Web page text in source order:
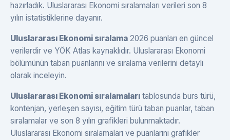
hazırladık. Uluslararası Ekonomi sıralamaları verileri son 8
yılın istatistiklerine dayanır.
Uluslararası Ekonomi sıralama 2026 puanları en güncel
verilerdir ve YÖK Atlas kaynaklıdır. Uluslararası Ekonomi
bölümünün taban puanlarını ve sıralama verilerini detaylı
olarak inceleyin.
Uluslararası Ekonomi sıralamaları tablosunda burs türü,
kontenjan, yerleşen sayısı, eğitim türü taban puanlar, taban
sıralamalar ve son 8 yılın grafikleri bulunmaktadır.
Uluslararası Ekonomi sıralamaları ve puanlarını grafikler